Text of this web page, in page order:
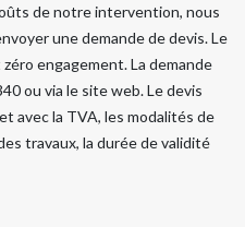
de notre intervention, nous
une demande de devis. Le
engagement. La demande
ou via le site web. Le devis
avec la TVA, les modalités de
travaux, la durée de validité